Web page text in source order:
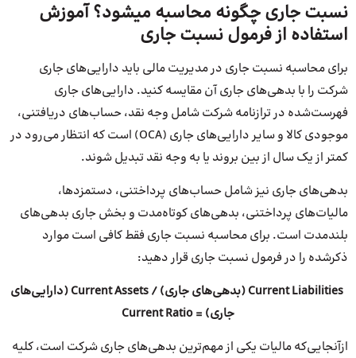
نسبت جاری چگونه محاسبه میشود؟ آموزش
استفاده از فرمول نسبت جاری
برای محاسبه نسبت جاری در مدیریت مالی باید دارایی‌های جاری
شرکت را با بدهی‌های جاری آن مقایسه کنید. دارایی‌های جاری
فهرست‌شده در ترازنامه شرکت شامل وجه نقد، حساب‌های دریافتنی،
موجودی کالا و سایر دارایی‌های جاری (OCA) است که انتظار می‌رود در
کمتر از یک سال از بین بروند یا به وجه نقد تبدیل شوند.
بدهی‌های جاری نیز شامل حساب‌های پرداختنی، دستمزدها،
مالیات‌های پرداختنی، بدهی‌های کوتاه‌مدت و بخش جاری بدهی‌های
بلندمدت است. برای محاسبه نسبت جاری فقط کافی است موارد
ذکرشده را در فرمول نسبت جاری قرار دهید:
Current Liabilities (بدهی‌های جاری) / Current Assets (دارایی‌های
جاری) = Current Ratio
ازآنجایی‌که مالیات یکی از مهم‌ترین بدهی‌های جاری شرکت است، کلیه